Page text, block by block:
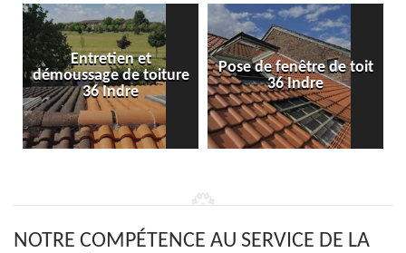
Entretien et
démoussage de toiture
36 Indre
Pose de fenêtre de toit
36 Indre
NOTRE COMPÉTENCE AU SERVICE DE LA